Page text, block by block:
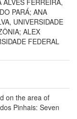
PARÁ; ANA
UNIVERSIDADE
ALEX
FEDERAL
on the area of
Pinhais: Seven